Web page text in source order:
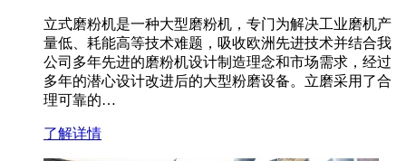
立式磨粉机是一种大型磨粉机，专门为解决工业磨机产
量低、耗能高等技术难题，吸收欧洲先进技术并结合我
公司多年先进的磨粉机设计制造理念和市场需求，经过
多年的潜心设计改进后的大型粉磨设备。立磨采用了合
理可靠的…
了解详情